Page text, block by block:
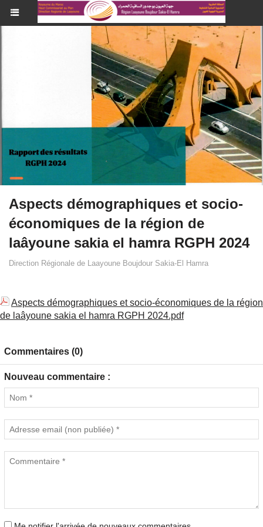
Aspects démographiques et socio-
économiques de la région de
laâyoune sakia el hamra RGPH 2024
Direction Régionale de Laayoune Boujdour Sakia-El Hamra
Aspects démographiques et socio-économiques de la région
de laâyoune sakia el hamra RGPH 2024.pdf
Commentaires (0)
Nouveau commentaire :